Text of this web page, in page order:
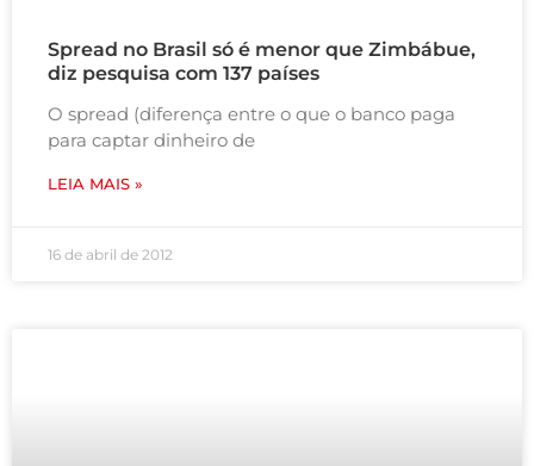
Spread no Brasil só é menor que Zimbábue,
diz pesquisa com 137 países
O spread (diferença entre o que o banco paga
para captar dinheiro de
LEIA MAIS »
16 de abril de 2012